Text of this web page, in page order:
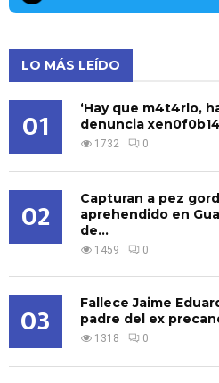
LO MÁS LEÍDO
01
‘Hay que m4t4rlo,
denuncia
1732 0
02
Capturan a pez
aprehendido en
de...
1459 0
03
Fallece Jaime
padre del ex
1318 0